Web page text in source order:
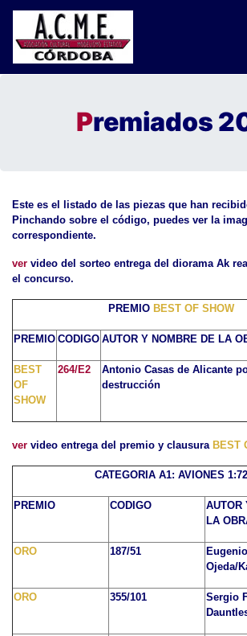
Premiados
Este es el listado de las piezas que han
Pinchando sobre el código, puedes ver la
correspondiente.
ver video del sorteo entrega del diorama Ak
el concurso.
PREMIO BEST OF SHOW
PREMIO CODIGO AUTOR Y NOMBRE DE LA
BEST
OF
SHOW
264/E2
Antonio Casas de Alicante
destrucción
ver video entrega del premio y clausura BEST
CATEGORIA A1: AVIONES 1:72
PREMIO CODIGO
AUTOR
LA
ORO 187/51
Ojeda/
ORO 355/101
Sergio